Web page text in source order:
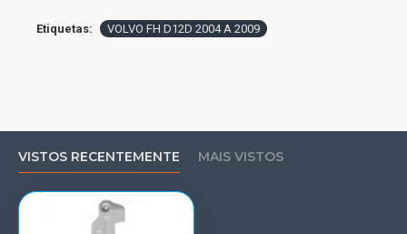
Etiquetas: VOLVO FH D12D 2004 A 2009
VISTOS RECENTEMENTE MAIS VISTOS